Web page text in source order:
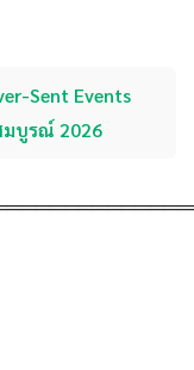
Sent Events
มบูรณ์ 2026